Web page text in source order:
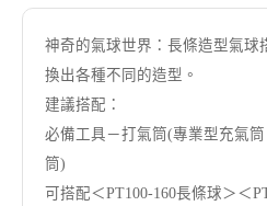
神奇的氣球世界：長條造型氣球
換出各種不同的造型。
建議搭配：
必備工具－打氣筒(專業型充氣
筒)
可搭配＜PT100-160長條球＞＜